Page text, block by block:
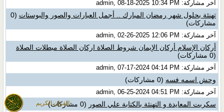
القران الكريم
آخر مشاركة: admin, 08-18-2025 10:34 PM
تهنئة بحلول شهر رمضان المبارك .. أجمل العبارات والصور والبوستات
(0
مشاركات)
آخر مشاركة: admin, 02-26-2025 12:06 PM
أركان الإسلام أركان الإيمان شروط الصلاة اركان الصلاة مبطلات الصلاة
(0 مشاركات)
آخر مشاركة: admin, 07-17-2024 04:14 PM
وحش اسمه فسه (0 مشاركات)
آخر مشاركة: admin, 06-25-2024 04:51 PM
سكربت المعايدة و التهنئة بالكتابة علي الصور (0 مشاركات)